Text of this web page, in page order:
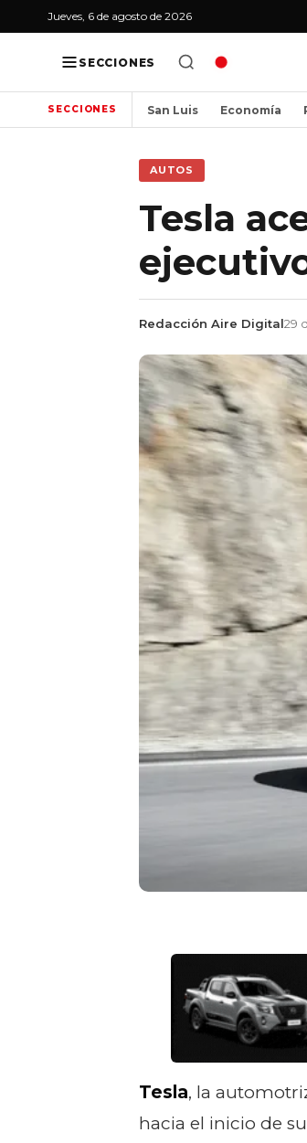
Jueves, 6 de agosto de 2026
SECCIONES
SECCIONES San Luis Economía
AUTOS
Tesla
Redacción Aire Digital29
Tesla, la
hacia el inicio de